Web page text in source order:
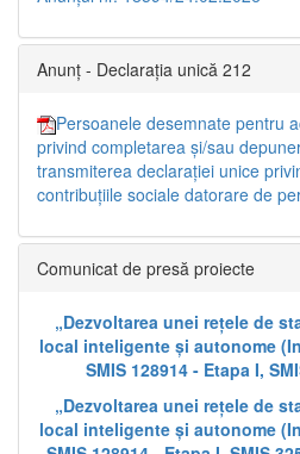
Anunț - Declarația unică 212
Persoanele desemnate pentru
privind completarea și/sau
transmiterea declarației unice
contribuțiile sociale datorare de
Comunicat de presă proiecte
„Dezvoltarea unei rețele de
local inteligente și autonome
SMIS 128914 - Etapa I,
„Dezvoltarea unei rețele de
local inteligente și autonome